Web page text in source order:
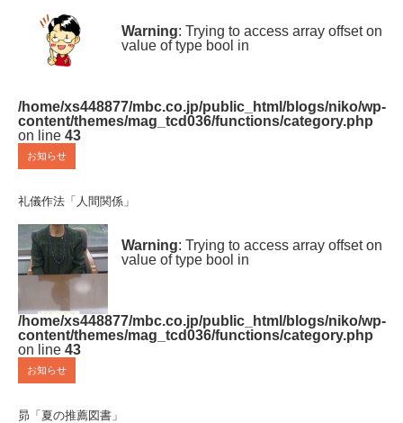
Warning: Trying to access array offset on
value of type bool in
/home/xs448877/mbc.co.jp/public_html/blogs/niko/wp-
content/themes/mag_tcd036/functions/category.php
on line 43
お知らせ
礼儀作法「人間関係」
Warning: Trying to access array offset on
value of type bool in
/home/xs448877/mbc.co.jp/public_html/blogs/niko/wp-
content/themes/mag_tcd036/functions/category.php
on line 43
お知らせ
昴「夏の推薦図書」